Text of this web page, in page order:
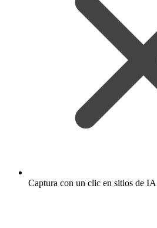
Captura con un clic en sitios de IA